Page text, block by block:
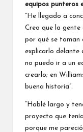
equipos punteros
“He llegado a
Creo que la gente
por qué se toman
explicarlo delante
no puedo ir a un
crearlo; en
buena historia”.
“Hablé largo y
proyecto que
porque me